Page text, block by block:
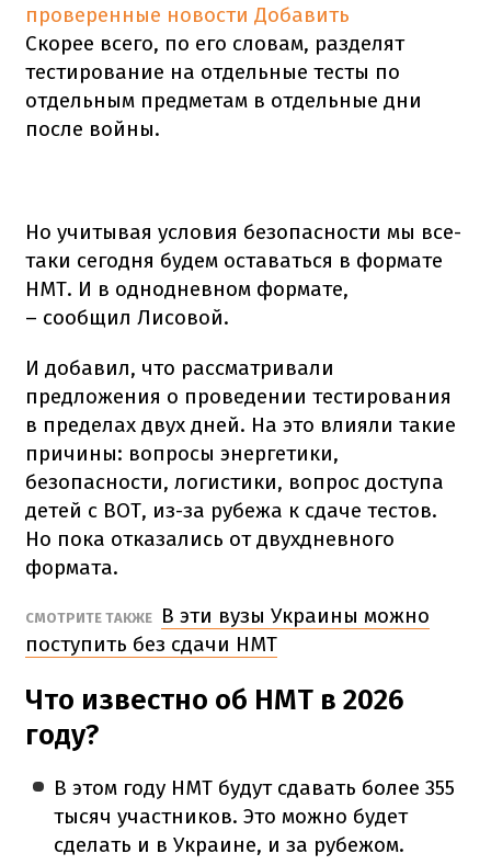
проверенные новости Добавить
Скорее всего, по его словам, разделят
тестирование на отдельные тесты по
отдельным предметам в отдельные дни
после войны.
Но учитывая условия безопасности мы все-
таки сегодня будем оставаться в формате
НМТ. И в однодневном формате,
– сообщил Лисовой.
И добавил, что рассматривали
предложения о проведении тестирования
в пределах двух дней. На это влияли такие
причины: вопросы энергетики,
безопасности, логистики, вопрос доступа
детей с ВОТ, из-за рубежа к сдаче тестов.
Но пока отказались от двухдневного
формата.
СМОТРИТЕ ТАКЖЕ
В эти вузы Украины можно
поступить без сдачи НМТ
Что известно об НМТ в 2026
году?
В этом году НМТ будут сдавать более 355
тысяч участников. Это можно будет
сделать и в Украине, и за рубежом.